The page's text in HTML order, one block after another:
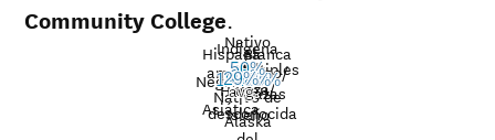
Community College.
Indígena
americano/
Nativo de
Alaska
Asiática
Negro
Hispana
Nativo
de
Hawaii/
Isleño
Blanca
Múltiples
razas
Raza
desconocida
Nat’l
avg.
25%
31%
19%
30%
50%
32%
19%
29%
Demographic